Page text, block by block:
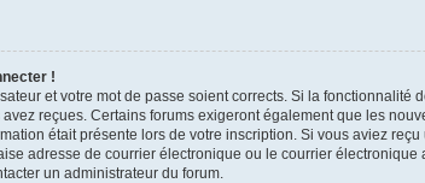
!
et votre mot de passe soient corrects. Si la
reçues. Certains forums exigeront également que les
était présente lors de votre inscription. Si vous aviez
adresse de courrier électronique ou le courrier
un administrateur du forum.